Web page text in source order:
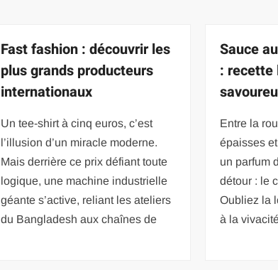
Fast fashion : découvrir les
plus grands producteurs
internationaux
Un tee-shirt à cinq euros, c’est
l’illusion d’un miracle moderne.
Mais derrière ce prix défiant toute
logique, une machine industrielle
géante s’active, reliant les ateliers
du Bangladesh aux chaînes de
Sauce
: recette
Entre la
épaisses
un parfum
détour : le
Oubliez la
à la